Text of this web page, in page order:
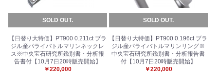
SOLD OUT.
【日替り大特価】PT900 0.211ct ブラ
ジル産パライバトルマリンネックレ
ス※中央宝石研究所鑑別書・分析報
告書付【10月7日20時販売開始】
￥220,000
SOLD OUT.
【日替り大特価】PT900 0.196ct ブラ
ジル産パライバトルマリンリング※
中央宝石研究所鑑別書・分析報告書
付【10月7日20時販売開始】
￥220,000